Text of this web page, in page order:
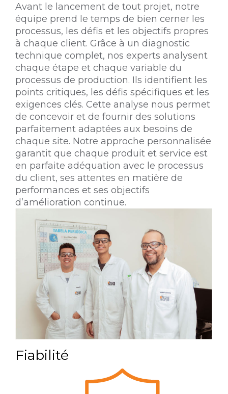
Avant le lancement de tout projet, notre
équipe prend le temps de bien cerner les
processus, les défis et les objectifs propres
à chaque client.Grâce à un diagnostic
technique complet, nos experts analysent
chaque étape et chaque variable du
processus de production. Ils identifient les
points critiques, les défis spécifiques et les
exigences clés. Cette analyse nous permet
de concevoir et de fournir des solutions
parfaitement adaptées aux besoins de
chaque site. Notre approche personnalisée
garantit que chaque produit et service est
en parfaite adéquation avec le processus
du client, ses attentes en matière de
performances et ses objectifs
d’amélioration continue.
Fiabilité